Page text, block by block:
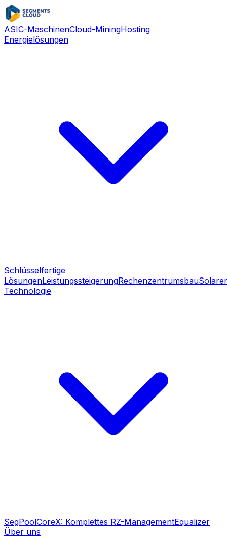
ASIC-MaschinenCloud-MiningHosting
Energielösungen
Schlüsselfertige
LösungenLeistungssteigerungRechenzentrumsbau
Technologie
SegPoolCoreX: Komplettes RZ-ManagementEqualizer
Über uns